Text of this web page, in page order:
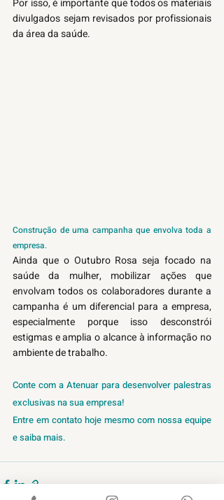
Por isso, é importante que todos os materiais
divulgados sejam revisados por profissionais
da área da saúde.
Construção de uma campanha que envolva toda a
empresa.
Ainda que o Outubro Rosa seja focado na
saúde da mulher, mobilizar ações que
envolvam todos os colaboradores durante a
campanha é um diferencial para a empresa,
especialmente porque isso desconstrói
estigmas e amplia o alcance à informação no
ambiente de trabalho.
Conte com a Atenuar para desenvolver palestras
exclusivas na sua empresa!
Entre em contato hoje mesmo com nossa equipe
e saiba mais.